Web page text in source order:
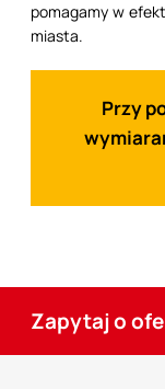
pomagamy w
miasta.
Przy
Zapytaj o